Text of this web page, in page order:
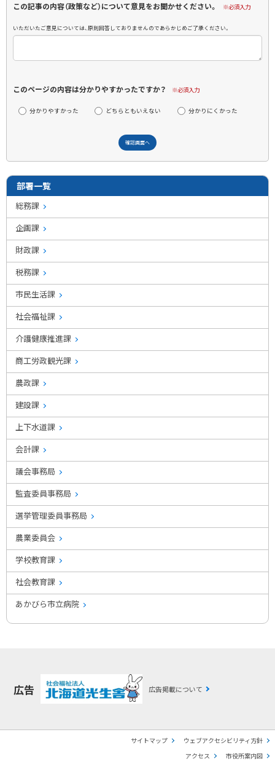
この記事の内容（政策など）について意見をお聞かせください。 ※必須入力
いただいたご意見については、原則回答しておりませんのであらかじめご了承ください。
このページの内容は分かりやすかったですか？ ※必須入力
分かりやすかった どちらともいえない 分かりにくかった
部署一覧
総務課
企画課
財政課
税務課
市民生活課
社会福祉課
介護健康推進課
商工労政観光課
農政課
建設課
上下水道課
会計課
議会事務局
監査委員事務局
選挙管理委員事務局
農業委員会
学校教育課
社会教育課
あかびら市立病院
広告 広告掲載について
サイトマップ
ウェブアクセシビリティ方針
アクセス
市役所案内図